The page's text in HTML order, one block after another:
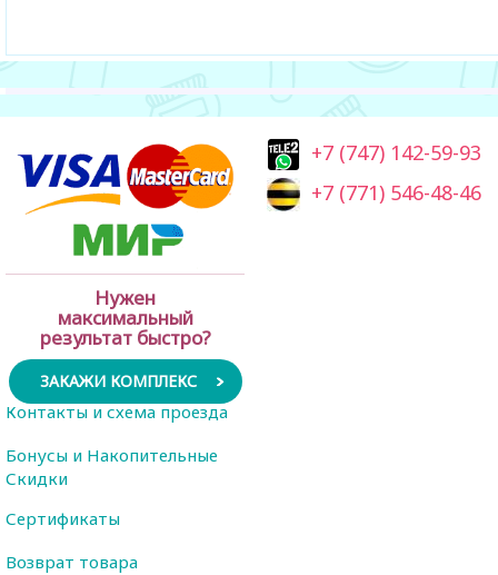
Нужен
максимальный
результат быстро?
ЗАКАЖИ КОМПЛЕКС
+7 (747) 142-59-93
+7 (771) 546-48-46
Контакты и схема проезда
Бонусы и Накопительные
Скидки
Сертификаты
Возврат товара